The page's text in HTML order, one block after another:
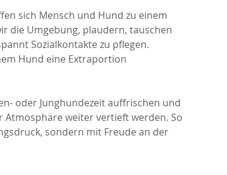
sich Mensch und Hund zu einem
die Umgebung, plaudern, tauschen
Sozialkontakte zu pflegen.
Hund eine Extraportion
oder Junghundezeit auffrischen und
Atmosphäre weiter vertieft werden. So
sondern mit Freude an der